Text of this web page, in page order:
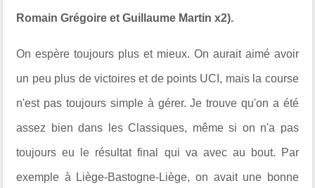
Romain Grégoire et Guillaume Martin x2).
On espère toujours plus et mieux. On aurait aimé avoir
un peu plus de victoires et de points UCI, mais la course
n'est pas toujours simple à gérer. Je trouve qu'on a été
assez bien dans les Classiques, même si on n'a pas
toujours eu le résultat final qui va avec au bout. Par
exemple à Liège-Bastogne-Liège, on avait une bonne